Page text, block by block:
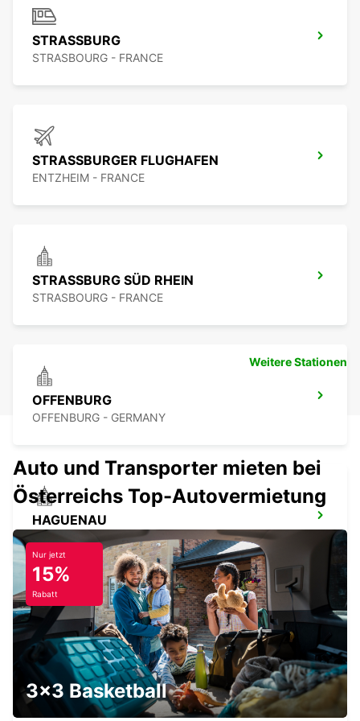
STRASSBURG
STRASBOURG - FRANCE
STRASSBURGER FLUGHAFEN
ENTZHEIM - FRANCE
STRASSBURG SÜD RHEIN
STRASBOURG - FRANCE
OFFENBURG
OFFENBURG - GERMANY
HAGUENAU
HAGUENAU - FRANCE
SAVERNE
SAVERNE - FRANCE
Weitere Stationen
Auto und Transporter mieten bei
Österreichs Top-Autovermietung
Nur jetzt
15%
Rabatt
3x3 Basketball